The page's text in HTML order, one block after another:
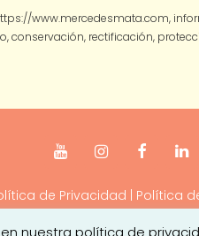
www.mercedesmata.com,
rectificación,
de Privacidad | Política
nuestra política de